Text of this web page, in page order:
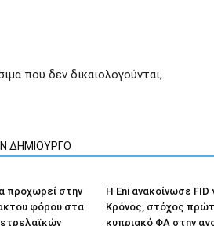
που δεν δικαιολογούνται,
ΔΗΜΙΟΥΡΓΟ
προχωρεί στην
φόρου στα
Η Eni ανακοίνωσε FID
Κρόνος, στόχος
κυπριακό ΦΑ στην